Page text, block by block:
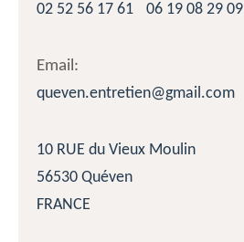
02 52 56 17 61
06 19 08 29 09
Email:
queven.entretien@gmail.com
10 RUE du Vieux Moulin
56530 Quéven
FRANCE